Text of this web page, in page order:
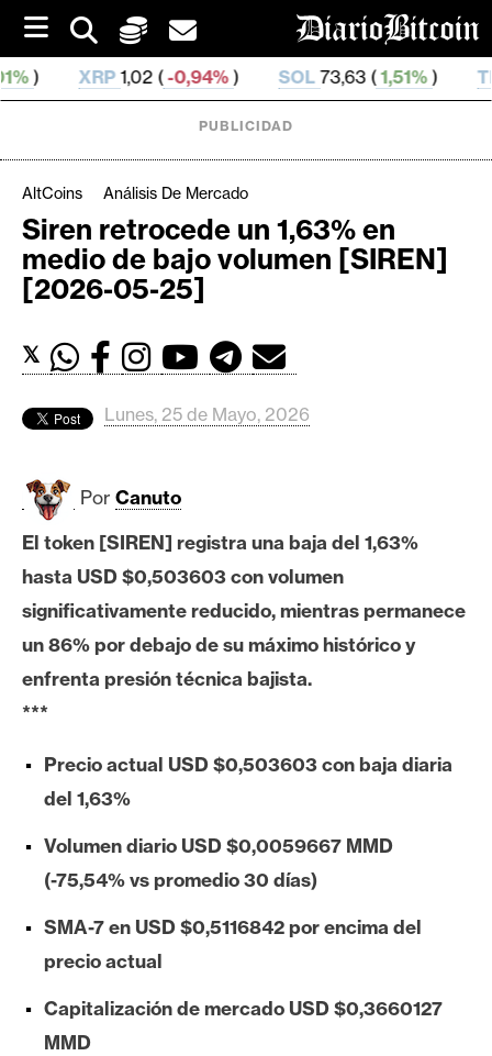
i
p
t
o
(-0,94%) SOL73,63 ( 1,51%) TRX0,327 702 (
C
r
i
M
c
d
o
s
B
c
o
n
E
t
e
r
PUBLICIDAD
AltCoins Análisis De Mercado
Siren retrocede un 1,63% en
medio de bajo volumen [SIREN]
[2026-05-25]
𝕏
Lunes, 25 de Mayo, 2026
Por Canuto
El token [SIREN] registra una baja del 1,63%
hasta USD $0,503603 con volumen
significativamente reducido, mientras permanece
un 86% por debajo de su máximo histórico y
enfrenta presión técnica bajista.
***
Precio actual USD $0,503603 con baja diaria
del 1,63%
Volumen diario USD $0,0059667 MMD
(-75,54% vs promedio 30 días)
SMA-7 en USD $0,5116842 por encima del
precio actual
Capitalización de mercado USD $0,3660127
MMD